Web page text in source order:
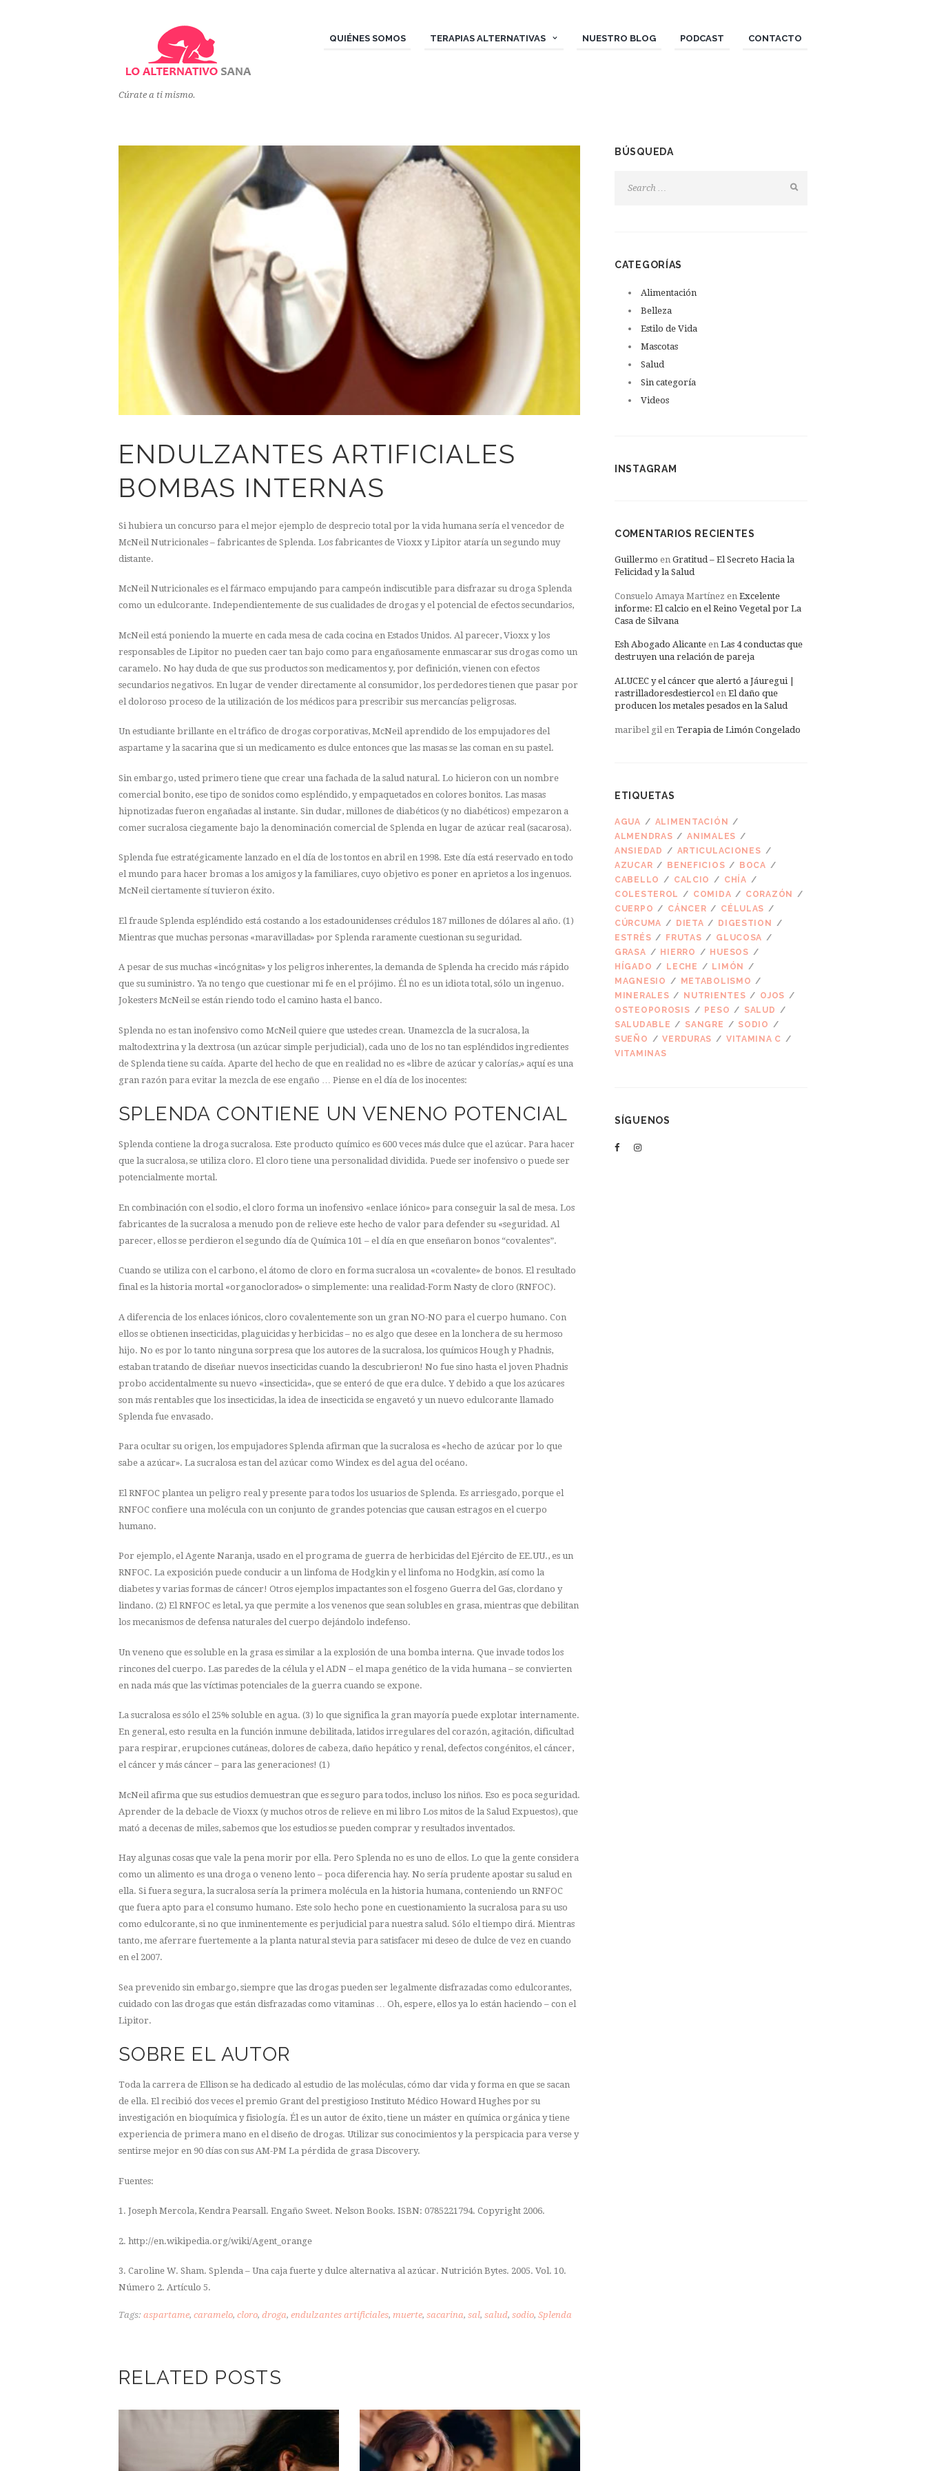
Cúrate a ti mismo.
QUIÉNES SOMOS TERAPIAS ALTERNATIVAS NUESTRO BLOG PODCAST CONTACTO
ENDULZANTES ARTIFICIALES
BOMBAS INTERNAS
Si hubiera un concurso para el mejor ejemplo de desprecio total por la vida humana sería el vencedor de
McNeil Nutricionales – fabricantes de Splenda. Los fabricantes de Vioxx y Lipitor ataría un segundo muy
distante.
McNeil Nutricionales es el fármaco empujando para campeón indiscutible para disfrazar su droga Splenda
como un edulcorante. Independientemente de sus cualidades de drogas y el potencial de efectos secundarios,
McNeil está poniendo la muerte en cada mesa de cada cocina en Estados Unidos. Al parecer, Vioxx y los
responsables de Lipitor no pueden caer tan bajo como para engañosamente enmascarar sus drogas como un
caramelo. No hay duda de que sus productos son medicamentos y, por definición, vienen con efectos
secundarios negativos. En lugar de vender directamente al consumidor, los perdedores tienen que pasar por
el doloroso proceso de la utilización de los médicos para prescribir sus mercancías peligrosas.
Un estudiante brillante en el tráfico de drogas corporativas, McNeil aprendido de los empujadores del
aspartame y la sacarina que si un medicamento es dulce entonces que las masas se las coman en su pastel.
Sin embargo, usted primero tiene que crear una fachada de la salud natural. Lo hicieron con un nombre
comercial bonito, ese tipo de sonidos como espléndido, y empaquetados en colores bonitos. Las masas
hipnotizadas fueron engañadas al instante. Sin dudar, millones de diabéticos (y no diabéticos) empezaron a
comer sucralosa ciegamente bajo la denominación comercial de Splenda en lugar de azúcar real (sacarosa).
Splenda fue estratégicamente lanzado en el día de los tontos en abril en 1998. Este día está reservado en todo
el mundo para hacer bromas a los amigos y la familiares, cuyo objetivo es poner en aprietos a los ingenuos.
McNeil ciertamente sí tuvieron éxito.
El fraude Splenda espléndido está costando a los estadounidenses crédulos 187 millones de dólares al año. (1)
Mientras que muchas personas «maravilladas» por Splenda raramente cuestionan su seguridad.
A pesar de sus muchas «incógnitas» y los peligros inherentes, la demanda de Splenda ha crecido más rápido
que su suministro. Ya no tengo que cuestionar mi fe en el prójimo. Él no es un idiota total, sólo un ingenuo.
Jokesters McNeil se están riendo todo el camino hasta el banco.
Splenda no es tan inofensivo como McNeil quiere que ustedes crean. Unamezcla de la sucralosa, la
maltodextrina y la dextrosa (un azúcar simple perjudicial), cada uno de los no tan espléndidos ingredientes
de Splenda tiene su caída. Aparte del hecho de que en realidad no es «libre de azúcar y calorías,» aquí es una
gran razón para evitar la mezcla de ese engaño … Piense en el día de los inocentes:
SPLENDA CONTIENE UN VENENO POTENCIAL
Splenda contiene la droga sucralosa. Este producto químico es 600 veces más dulce que el azúcar. Para hacer
que la sucralosa, se utiliza cloro. El cloro tiene una personalidad dividida. Puede ser inofensivo o puede ser
potencialmente mortal.
En combinación con el sodio, el cloro forma un inofensivo «enlace iónico» para conseguir la sal de mesa. Los
fabricantes de la sucralosa a menudo pon de relieve este hecho de valor para defender su «seguridad. Al
parecer, ellos se perdieron el segundo día de Química 101 – el día en que enseñaron bonos “covalentes”.
Cuando se utiliza con el carbono, el átomo de cloro en forma sucralosa un «covalente» de bonos. El resultado
final es la historia mortal «organoclorados» o simplemente: una realidad-Form Nasty de cloro (RNFOC).
A diferencia de los enlaces iónicos, cloro covalentemente son un gran NO-NO para el cuerpo humano. Con
ellos se obtienen insecticidas, plaguicidas y herbicidas – no es algo que desee en la lonchera de su hermoso
hijo. No es por lo tanto ninguna sorpresa que los autores de la sucralosa, los químicos Hough y Phadnis,
estaban tratando de diseñar nuevos insecticidas cuando la descubrieron! No fue sino hasta el joven Phadnis
probo accidentalmente su nuevo «insecticida», que se enteró de que era dulce. Y debido a que los azúcares
son más rentables que los insecticidas, la idea de insecticida se engavetó y un nuevo edulcorante llamado
Splenda fue envasado.
Para ocultar su origen, los empujadores Splenda afirman que la sucralosa es «hecho de azúcar por lo que
sabe a azúcar». La sucralosa es tan del azúcar como Windex es del agua del océano.
El RNFOC plantea un peligro real y presente para todos los usuarios de Splenda. Es arriesgado, porque el
RNFOC confiere una molécula con un conjunto de grandes potencias que causan estragos en el cuerpo
humano.
Por ejemplo, el Agente Naranja, usado en el programa de guerra de herbicidas del Ejército de EE.UU., es un
RNFOC. La exposición puede conducir a un linfoma de Hodgkin y el linfoma no Hodgkin, así como la
diabetes y varias formas de cáncer! Otros ejemplos impactantes son el fosgeno Guerra del Gas, clordano y
lindano. (2) El RNFOC es letal, ya que permite a los venenos que sean solubles en grasa, mientras que debilitan
los mecanismos de defensa naturales del cuerpo dejándolo indefenso.
Un veneno que es soluble en la grasa es similar a la explosión de una bomba interna. Que invade todos los
rincones del cuerpo. Las paredes de la célula y el ADN – el mapa genético de la vida humana – se convierten
en nada más que las víctimas potenciales de la guerra cuando se expone.
La sucralosa es sólo el 25% soluble en agua. (3) lo que significa la gran mayoría puede explotar internamente.
En general, esto resulta en la función inmune debilitada, latidos irregulares del corazón, agitación, dificultad
para respirar, erupciones cutáneas, dolores de cabeza, daño hepático y renal, defectos congénitos, el cáncer,
el cáncer y más cáncer – para las generaciones! (1)
McNeil afirma que sus estudios demuestran que es seguro para todos, incluso los niños. Eso es poca seguridad.
Aprender de la debacle de Vioxx (y muchos otros de relieve en mi libro Los mitos de la Salud Expuestos), que
mató a decenas de miles, sabemos que los estudios se pueden comprar y resultados inventados.
Hay algunas cosas que vale la pena morir por ella. Pero Splenda no es uno de ellos. Lo que la gente considera
como un alimento es una droga o veneno lento – poca diferencia hay. No sería prudente apostar su salud en
ella. Si fuera segura, la sucralosa sería la primera molécula en la historia humana, conteniendo un RNFOC
que fuera apto para el consumo humano. Este solo hecho pone en cuestionamiento la sucralosa para su uso
como edulcorante, si no que inminentemente es perjudicial para nuestra salud. Sólo el tiempo dirá. Mientras
tanto, me aferrare fuertemente a la planta natural stevia para satisfacer mi deseo de dulce de vez en cuando
en el 2007.
Sea prevenido sin embargo, siempre que las drogas pueden ser legalmente disfrazadas como edulcorantes,
cuidado con las drogas que están disfrazadas como vitaminas … Oh, espere, ellos ya lo están haciendo – con el
Lipitor.
SOBRE EL AUTOR
Toda la carrera de Ellison se ha dedicado al estudio de las moléculas, cómo dar vida y forma en que se sacan
de ella. El recibió dos veces el premio Grant del prestigioso Instituto Médico Howard Hughes por su
investigación en bioquímica y fisiología. Él es un autor de éxito, tiene un máster en química orgánica y tiene
experiencia de primera mano en el diseño de drogas. Utilizar sus conocimientos y la perspicacia para verse y
sentirse mejor en 90 días con sus AM-PM La pérdida de grasa Discovery.
Fuentes:
1. Joseph Mercola, Kendra Pearsall. Engaño Sweet. Nelson Books. ISBN: 0785221794. Copyright 2006.
2. http://en.wikipedia.org/wiki/Agent_orange
3. Caroline W. Sham. Splenda – Una caja fuerte y dulce alternativa al azúcar. Nutrición Bytes. 2005. Vol. 10.
Número 2. Artículo 5.
Tags: aspartame, caramelo, cloro, droga, endulzantes artificiales, muerte, sacarina, sal, salud, sodio, Splenda
RELATED POSTS
BÚSQUEDA
CATEGORÍAS
Alimentación
Belleza
Estilo de Vida
Mascotas
Salud
Sin categoría
Videos
INSTAGRAM
COMENTARIOS RECIENTES
Guillermo en Gratitud – El Secreto Hacia la
Felicidad y la Salud
Consuelo Amaya Martínez en Excelente
informe: El calcio en el Reino Vegetal por La
Casa de Silvana
Esh Abogado Alicante en Las 4 conductas que
destruyen una relación de pareja
ALUCEC y el cáncer que alertó a Jáuregui |
rastrilladoresdestiercolen El daño que
producen los metales pesados en la Salud
maribel gilen Terapia de Limón Congelado
ETIQUETAS
AGUA
ALIMENTACIÓN
ALMENDRAS
ANIMALES
ANSIEDAD
ARTICULACIONES
AZUCAR
BENEFICIOS
BOCA
CABELLO
CALCIO
CHÍA
COLESTEROL
COMIDA
CORAZÓN
CUERPO
CÁNCER
CÉLULAS
CÚRCUMA
DIETA
DIGESTION
ESTRÉS
FRUTAS
GLUCOSA
GRASA
HIERRO
HUESOS
HÍGADO
LECHE
LIMÓN
MAGNESIO
METABOLISMO
MINERALES
NUTRIENTES
OJOS
OSTEOPOROSIS
PESO
SALUD
SALUDABLE
SANGRE
SODIO
SUEÑO
VERDURAS
VITAMINA C
VITAMINAS
SÍGUENOS